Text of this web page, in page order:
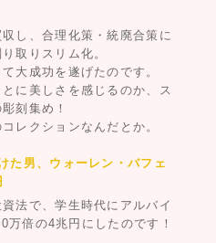
し、合理化策・統廃合策に
取りスリム化。
大成功を遂げたのです。
に美しさを感じるのか、ス
刻集め！
レクションなんだとか。
た男、ウォーレン・バフェ
法で、学生時代にアルバイ
万倍の4兆円にしたのです！